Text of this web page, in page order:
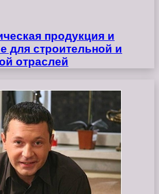
продукция и
для строительной и
отраслей